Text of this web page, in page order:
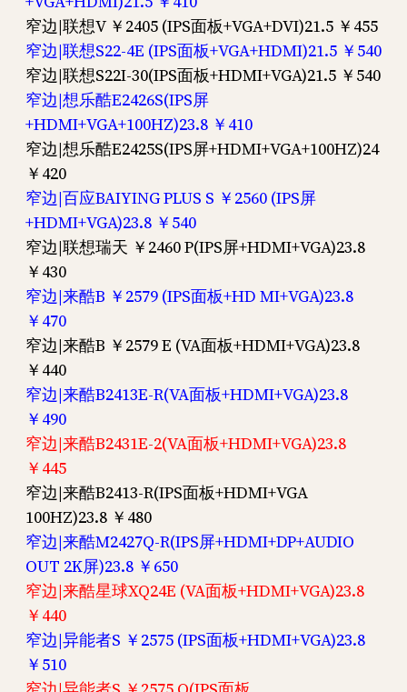
窄边|联想V ￥2405 (IPS面板+VGA+DVI)21.5 ￥455
窄边|联想S22-4E (IPS面板+VGA+HDMI)21.5 ￥540
窄边|联想S22I-30(IPS面板+HDMI+VGA)21.5 ￥540
窄边|想乐酷E2426S(IPS屏
+HDMI+VGA+100HZ)23.8 ￥410
窄边|想乐酷E2425S(IPS屏+HDMI+VGA+100HZ)24
￥420
窄边|百应BAIYING PLUS S ￥2560 (IPS屏
+HDMI+VGA)23.8 ￥540
窄边|联想瑞天 ￥2460 P(IPS屏+HDMI+VGA)23.8
￥430
窄边|来酷B ￥2579 (IPS面板+HD MI+VGA)23.8
￥470
窄边|来酷B ￥2579 E (VA面板+HDMI+VGA)23.8
￥440
窄边|来酷B2413E-R(VA面板+HDMI+VGA)23.8
￥490
窄边|来酷B2431E-2(VA面板+HDMI+VGA)23.8
￥445
窄边|来酷B2413-R(IPS面板+HDMI+VGA
100HZ)23.8 ￥480
窄边|来酷M2427Q-R(IPS屏+HDMI+DP+AUDIO
OUT 2K屏)23.8 ￥650
窄边|来酷星球XQ24E (VA面板+HDMI+VGA)23.8
￥440
窄边|异能者S ￥2575 (IPS面板+HDMI+VGA)23.8
￥510